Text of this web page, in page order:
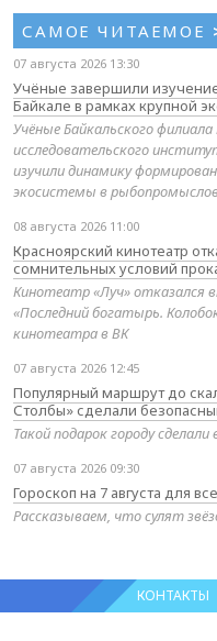
САМОЕ ЧИТАЕМОЕ
07 августа 2026 13:30
Учёные завершили
Байкале в рамках крупной
Учёные Байкальского филиала
исследовательского
изучили динамику
экосистемы в
08 августа 2026 11:00
Красноярский кинотеатр
сомнительных условий
Кинотеатр «Луч» отказался
«Последний богатырь.
кинотеатра в ВК
07 августа 2026 12:45
Популярный маршрут до
Столбы» сделали
Такой подарок городу
07 августа 2026 09:30
Гороскоп на 7 августа для
Рассказываем, что сулят
КОНТАКТЫ